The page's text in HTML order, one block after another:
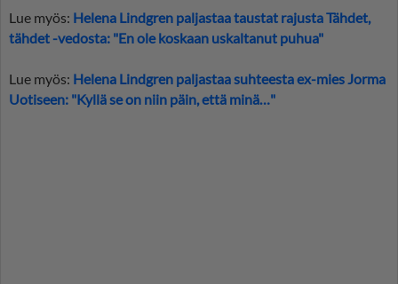
Lue myös: Helena Lindgren paljastaa taustat rajusta Tähdet,
tähdet -vedosta: "En ole koskaan uskaltanut puhua"
Lue myös: Helena Lindgren paljastaa suhteesta ex-mies Jorma
Uotiseen: "Kyllä se on niin päin, että minä…"